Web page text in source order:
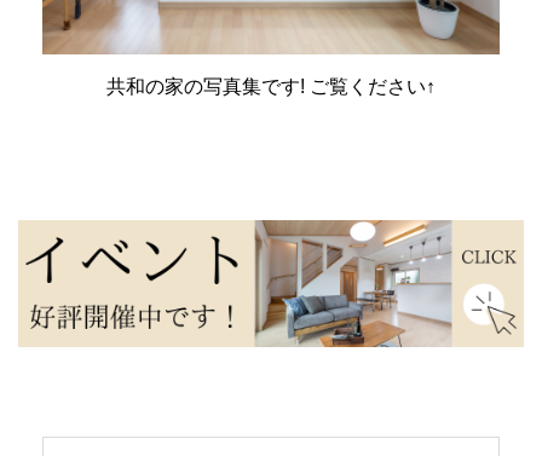
共和の家の写真集です! ご覧ください↑